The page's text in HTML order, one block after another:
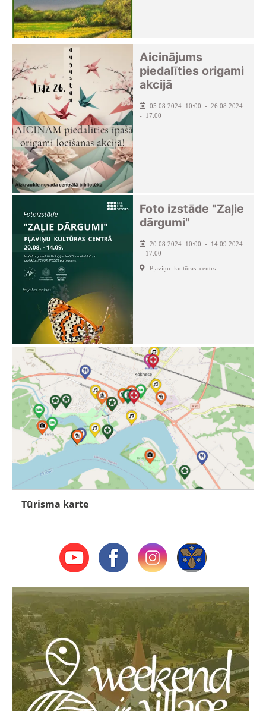
Aicinājums
piedalīties origami
akcijā
05.08.2024 10:00 - 26.08.2024
- 17:00
Foto izstāde "Zaļie
dārgumi"
20.08.2024 10:00 - 14.09.2024
- 17:00
Pļaviņu kultūras centrs
Tūrisma karte